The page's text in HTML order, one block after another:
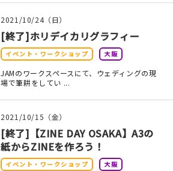
2021/10/24（日）
[終了]ホリデイカリグラフィー
イベント・ワークショップ 大阪
JAMのワークスペースにて、ウェディングの現
場で筆耕をしてい ...
2021/10/15（金）
[終了]【ZINE DAY OSAKA】A3の
紙からZINEを作ろう！
イベント・ワークショップ 大阪